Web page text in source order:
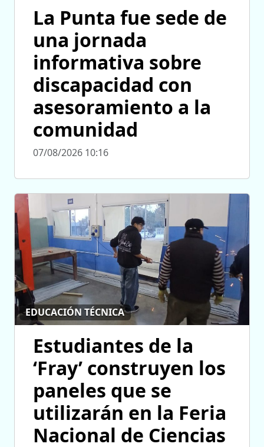
La Punta fue sede de
una jornada
informativa sobre
discapacidad con
asesoramiento a la
comunidad
07/08/2026 10:16
EDUCACIÓN TÉCNICA
Estudiantes de la
‘Fray’ construyen los
paneles que se
utilizarán en la Feria
Nacional de Ciencias